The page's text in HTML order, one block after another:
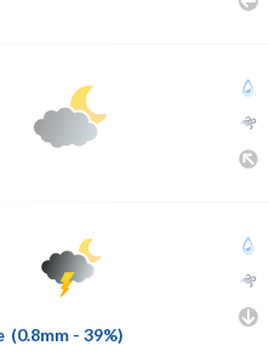
(0.8mm - 39%)